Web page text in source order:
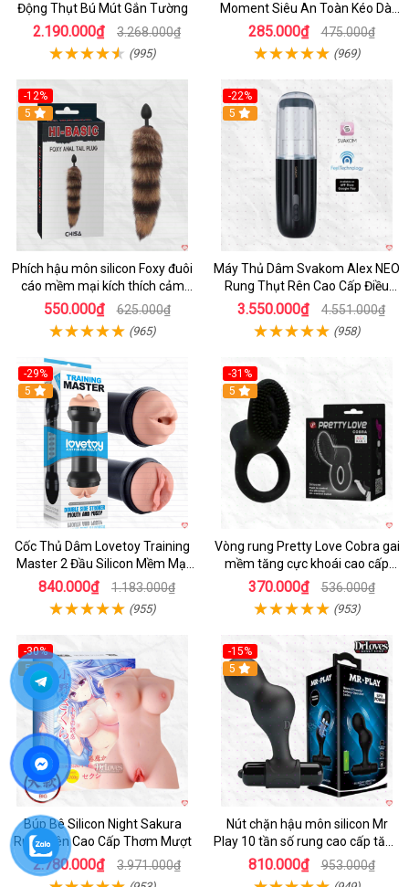
Động Thụt Bú Mút Gắn Tường
2.190.000₫ 3.268.000₫
(995)
Moment Siêu An Toàn Kéo Dài
Thời Gian
285.000₫ 475.000₫
(969)
-12%
Hot
5
Phích hậu môn silicon Foxy đuôi
cáo mềm mại kích thích cảm
giác mới
550.000₫ 625.000₫
(965)
-22%
5
Máy Thủ Dâm Svakom Alex NEO
Rung Thụt Rên Cao Cấp Điều
Khiển App
3.550.000₫ 4.551.000₫
(958)
-29%
Hot
5
Cốc Thủ Dâm Lovetoy Training
Master 2 Đầu Silicon Mềm Mại
Tiện Lợi
840.000₫ 1.183.000₫
(955)
-31%
5
Vòng rung Pretty Love Cobra gai
mềm tăng cực khoái cao cấp
chính hãng
370.000₫ 536.000₫
(953)
-30%
Hot
5
Búp Bê Silicon Night Sakura
Rung Rên Cao Cấp Thơm Mượt
2.780.000₫ 3.971.000₫
-15%
Hot
5
Nút chặn hậu môn silicon Mr
Play 10 tần số rung cao cấp tăng
khoái cảm
810.000₫ 953.000₫